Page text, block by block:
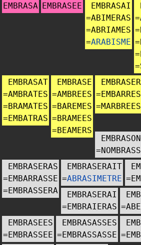
EMBRASA EMBRASEE
EMBRASAI
=ABIMERAS
=ABRIAMES
=ARABISME
=
=
=
=
=
EMBRASAT
=AMBRATES
=BRAMATES
=EMBATRAS
EMBRASE
=AMBREES
=BAREMES
=BRAMEES
=BEAMERS
EMBRASER
=EMBARRES
=MARBREES
=
EMBRASERAS
=EMBARRASSE
=EMBRASSERA
EMBRASERAIT
=ABRASIMETRE =
EMBRASERAI
=EMBRAIERAS =
EMBRASEES
=EMBRASSEE
EMBRASASSES
=EMBRASSASSE =